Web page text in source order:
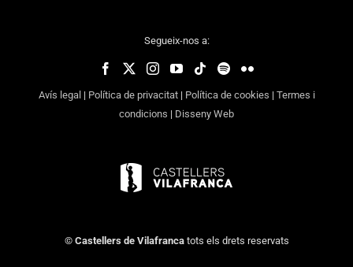
Segueix-nos a:
Avís legal | Política de privacitat| Política de cookies | Termes i
condicions | Disseny Web
© Castellers de Vilafrancatots els drets reservats